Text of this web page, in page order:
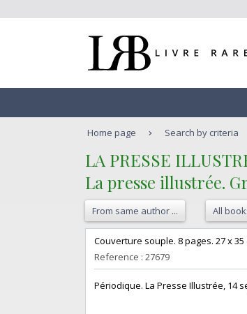
Home page Search by criteria
‎LA PRESSE
‎La presse illustrée.
From same author ... All
‎Couverture souple. 8 pages. 27 x 35
Reference : 27679
‎Périodique. La Presse Illustrée, 14